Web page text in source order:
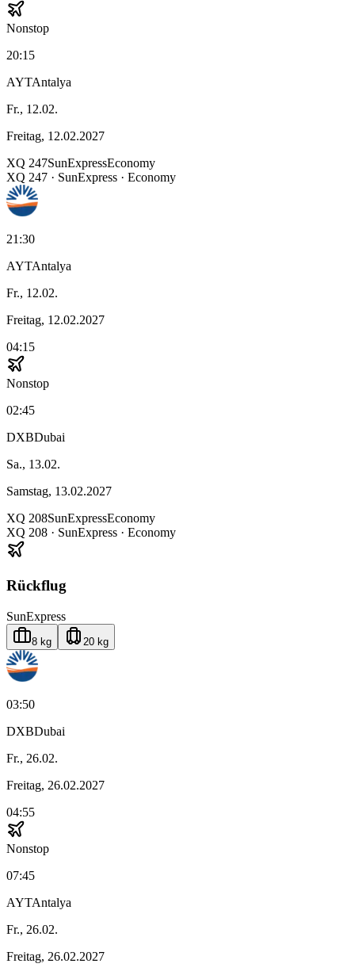
Nonstop
20:15
AYTAntalya
Fr., 12.02.
Freitag, 12.02.2027
XQ 247SunExpressEconomy
XQ 247 · SunExpress · Economy
21:30
AYTAntalya
Fr., 12.02.
Freitag, 12.02.2027
04:15
Nonstop
02:45
DXBDubai
Sa., 13.02.
Samstag, 13.02.2027
XQ 208SunExpressEconomy
XQ 208 · SunExpress · Economy
Rückflug
SunExpress
8 kg 20 kg
03:50
DXBDubai
Fr., 26.02.
Freitag, 26.02.2027
04:55
Nonstop
07:45
AYTAntalya
Fr., 26.02.
Freitag, 26.02.2027